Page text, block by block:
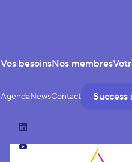
Vos besoinsNos membres
AgendaNewsContact Success
LinkedIn